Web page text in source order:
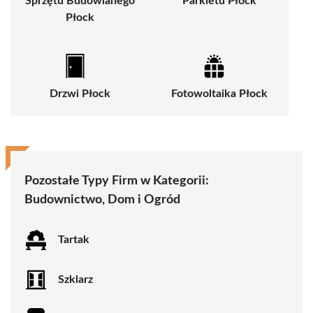
Płock
Drzwi Płock Fotowoltaika Płock
Pozostałe Typy Firm w Kategorii:
Budownictwo, Dom i Ogród
Tartak
Szklarz